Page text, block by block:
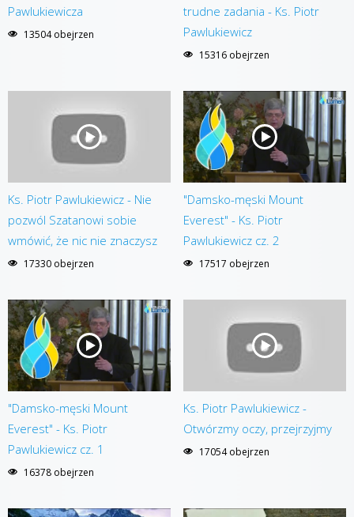
Pawlukiewicza
13504 obejrzen
trudne zadania - Ks. Piotr
Pawlukiewicz
15316 obejrzen
Ks. Piotr Pawlukiewicz - Nie
pozwól Szatanowi sobie
wmówić, że nic nie znaczysz
17330 obejrzen
"Damsko-męski Mount
Everest" - Ks. Piotr
Pawlukiewicz cz. 2
17517 obejrzen
"Damsko-męski Mount
Everest" - Ks. Piotr
Pawlukiewicz cz. 1
16378 obejrzen
Ks. Piotr Pawlukiewicz -
Otwórzmy oczy, przejrzyjmy
17054 obejrzen